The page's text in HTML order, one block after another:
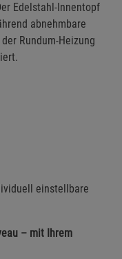
Edelstahl-Innentopf
abnehmbare
Rundum-Heizung
einstellbare
– mit Ihrem